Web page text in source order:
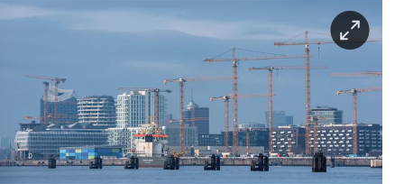
berlin
wahrheit
verlag
verlag